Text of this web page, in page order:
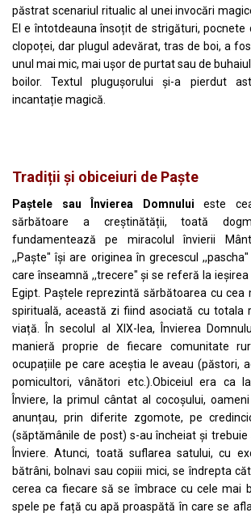
păstrat scenariul ritualic al unei invocări
El e întotdeauna însoțit de strigături, pocnete
clopoței, dar plugul adevărat, tras de boi, a
unul mai mic, mai ușor de purtat sau de
boilor. Textul plugușorului și-a pierdut
incantație magică.
Tradiții și obiceiuri de Paște
Paștele sau Învierea Domnuluieste
sărbătoare a creștinătății, toată
fundamentează pe miracolul învierii
,,Paște" își are originea în grecescul
care înseamnă ,,trecere" și se referă la
Egipt. Paștele reprezintă sărbătoarea cu cea
spirituală, această zi fiind asociată cu totala
viață. În secolul al XIX-lea, Învierea
manieră proprie de fiecare comunitate
ocupațiile pe care aceștia le aveau (păstori,
pomicultori, vânători etc.).Obiceiul era ca
Înviere, la primul cântat al cocoșului,
anunțau, prin diferite zgomote, pe
(săptămânile de post) s-au încheiat și trebuie
Înviere. Atunci, toată suflarea satului, cu
bătrâni, bolnavi sau copiii mici, se îndrepta
cerea ca fiecare să se îmbrace cu cele mai
spele pe față cu apă proaspătă în care se